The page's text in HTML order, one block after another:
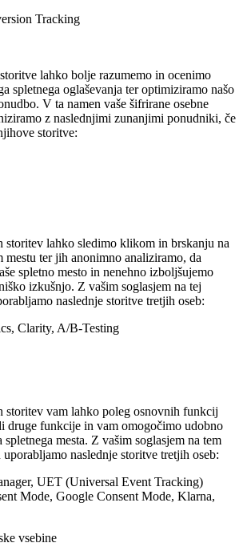
Tracking
lahko bolje razumemo in ocenimo
spletnega oglaševanja ter optimiziramo našo
V ta namen vaše šifrirane osebne
z naslednjimi zunanjimi ponudniki, če
storitve:
storitev lahko sledimo klikom in brskanju na
mestu ter jih anonimno analiziramo, da
spletno mesto in nenehno izboljšujemo
izkušnjo. Z vašim soglasjem na tej
naslednje storitve tretjih oseb:
Clarity, A/B-Testing
storitev vam lahko poleg osnovnih funkcij
druge funkcije in vam omogočimo udobno
spletnega mesta. Z vašim soglasjem na tem
uporabljamo naslednje storitve tretjih oseb:
UET (Universal Event Tracking)
Mode, Google Consent Mode, Klarna,
vsebine